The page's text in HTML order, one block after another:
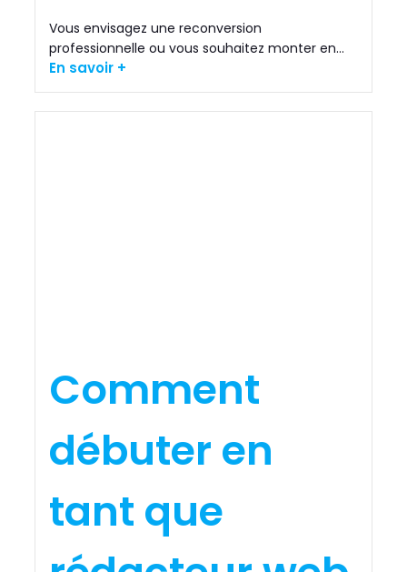
Vous envisagez une reconversion
professionnelle ou vous souhaitez monter en...
En savoir +
Comment
débuter en
tant que